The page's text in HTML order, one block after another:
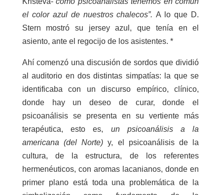
el color azul de nuestros chalecos”.A lo que D.
Stern mostró su jersey azul, que tenía en el
asiento, ante el regocijo de los asistentes. *
Ahí comenzó una discusión de sordos que dividió
al auditorio en dos distintas simpatías: la que se
identificaba con un discurso empírico, clínico,
donde hay un deseo de curar, donde el
psicoanálisis se presenta en su vertiente más
terapéutica, esto es, un psicoanálisis a la
americana (del Norte) y, el psicoanálisis de la
cultura, de la estructura, de los referentes
hermenéuticos, con aromas lacanianos, donde en
primer plano está toda una problemática de la